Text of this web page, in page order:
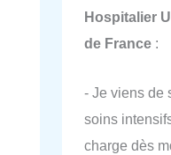
Hospitalier
de France :
- Je viens de
soins
charge dès